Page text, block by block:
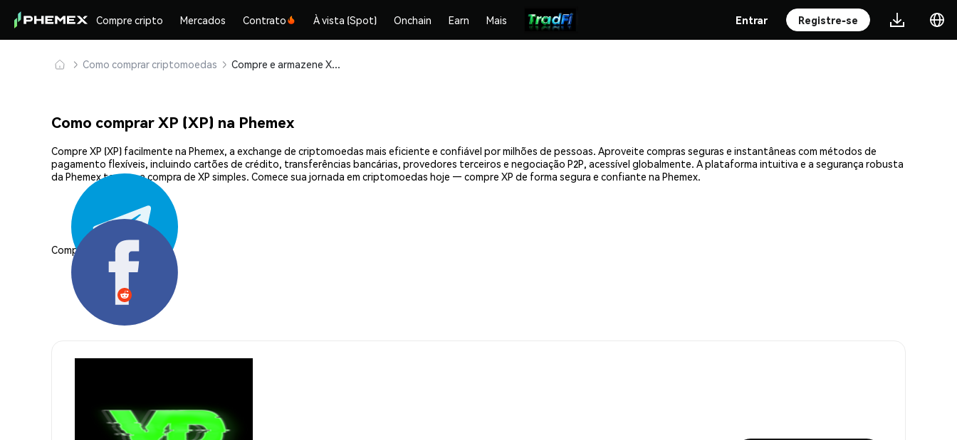
Compre cripto Mercados Contrato À vista (Spot) Onchain Earn Mais Entrar Registre-se
Como comprar criptomoedas Compre e armazene XP (XP) com segurança
Como comprar XP (XP) na Phemex
Compre XP (XP) facilmente na Phemex, a exchange de criptomoedas mais eficiente e confiável por milhões de pessoas. Aproveite compras seguras e instantâneas com métodos de
pagamento flexíveis, incluindo cartões de crédito, transferências bancárias, provedores terceiros e negociação P2P, acessível globalmente. A plataforma intuitiva e a segurança robusta
da Phemex tornam a compra de XP simples. Comece sua jornada em criptomoedas hoje — compre XP de forma segura e confiante na Phemex.
Compartilhar: